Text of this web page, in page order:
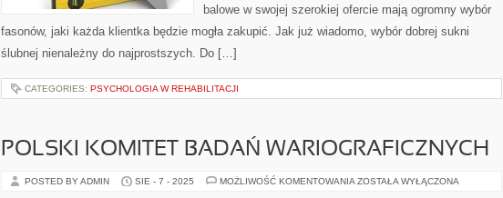
JAKA
POSIADA
FASON
balowe w swojej szerokiej ofercie mają ogromny wybór
fasonów, jaki każda klientka będzie mogła zakupić. Jak już wiadomo, wybór dobrej sukni
ślubnej nienależny do najprostszych. Do […]
CATEGORIES: PSYCHOLOGIA W REHABILITACJI
POLSKI KOMITET BADAŃ WARIOGRAFICZNYCH
POSTED BY ADMIN SIE - 7 - 2025 MOŻLIWOŚĆ KOMENTOWANIA POLSKI
ZOSTAŁA WYŁĄCZONA